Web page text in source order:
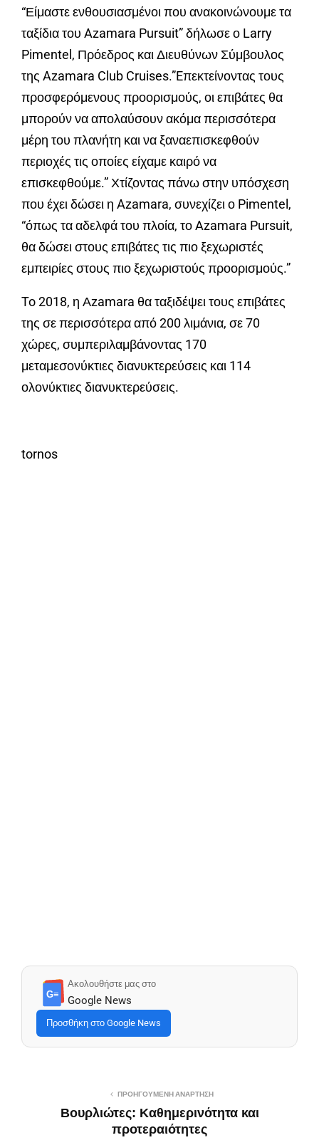
“Είμαστε ενθουσιασμένοι που ανακοινώνουμε τα
ταξίδια του Azamara Pursuit” δήλωσε ο Larry
Pimentel, Πρόεδρος και Διευθύνων Σύμβουλος
της Azamara Club Cruises.”Eπεκτείνοντας τους
προσφερόμενους προορισμούς, οι επιβάτες θα
μπορούν να απολαύσουν ακόμα περισσότερα
μέρη του πλανήτη και να ξαναεπισκεφθούν
περιοχές τις οποίες είχαμε καιρό να
επισκεφθούμε.” Χτίζοντας πάνω στην υπόσχεση
που έχει δώσει η Azamara, συνεχίζει ο Pimentel,
“όπως τα αδελφά του πλοία, το Azamara Pursuit,
θα δώσει στους επιβάτες τις πιο ξεχωριστές
εμπειρίες στους πιο ξεχωριστούς προορισμούς.”
To 2018, η Αzamara θα ταξιδέψει τους επιβάτες
της σε περισσότερα από 200 λιμάνια, σε 70
χώρες, συμπεριλαμβάνοντας 170
μεταμεσονύκτιες διανυκτερεύσεις και 114
ολονύκτιες διανυκτερεύσεις.
tornos
G≡
Ακολουθήστε μας στο
Google News
Προσθήκη στο Google News
ΠΡΟΗΓΟΎΜΕΝΗ ΑΝΆΡΤΗΣΗ
Βουρλιώτες: Καθημερινότητα και
προτεραιότητες